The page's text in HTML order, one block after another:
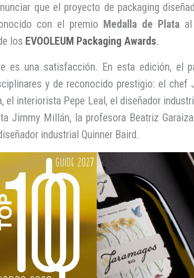
que el proyecto de packaging
con el premio Medalla de Plata al
los EVOOLEUM Packaging Awards.
es una satisfacción. En esta edición, el
y de reconocido prestigio: el chef
el interiorista Pepe Leal, el diseñador
Jimmy Millán, la profesora Beatriz
industrial Quinner Baird.